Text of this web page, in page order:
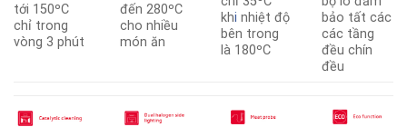
tới 150ºC
chỉ trong
vòng 3 phút
đến 280ºC
cho nhiều
món ăn
khi nhiệt độ
bên trong
là 180ºC
bảo tất các
các tầng
đều chín
đều